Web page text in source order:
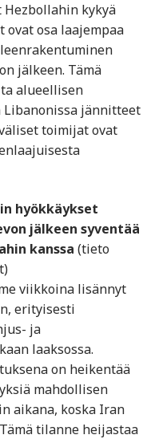
kykyä
osa laajempaa
jälkeen. Tämä
alueellisen
jännitteet
toimijat ovat
hyökkäykset
jälkeen syventää
kanssa (tieto
viikkoina lisännyt
erityisesti
ja
laaksossa.
on heikentää
mahdollisen
aikana, koska Iran
tilanne heijastaa